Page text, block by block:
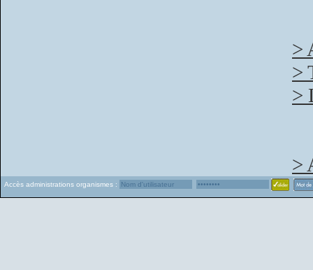
>
>
>
>
Accès administrations organismes :